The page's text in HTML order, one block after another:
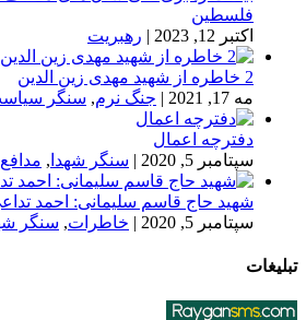
فلسطین
اکتبر 12, 2023
| رهبریت
2 خاطره از شهید مهدی زین الدین
مه 17, 2021
| جنگ نرم, سنگر
دفترچه اعمال
سپتامبر 5, 2020
| سنگر شهدا ,
شهید حاج قاسم سلیمانی: احمد
سپتامبر 5, 2020
| خاطرات, سنگر
تبلیغات